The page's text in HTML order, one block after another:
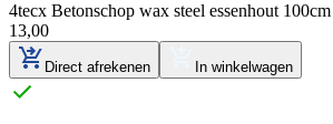
4tecx Betonschop wax steel essenhout
13,00
Direct afrekenen In winkelwagen